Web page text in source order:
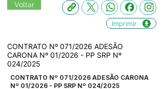
Voltar
Imprimir
CONTRATO Nº 071/2026 ADESÃO
CARONA Nº 01/2026 - PP SRP Nº
024/2025
CONTRATO Nº 071/2026 ADESÃO CARONA
Nº 01/2026 - PP SRP Nº 024/2025